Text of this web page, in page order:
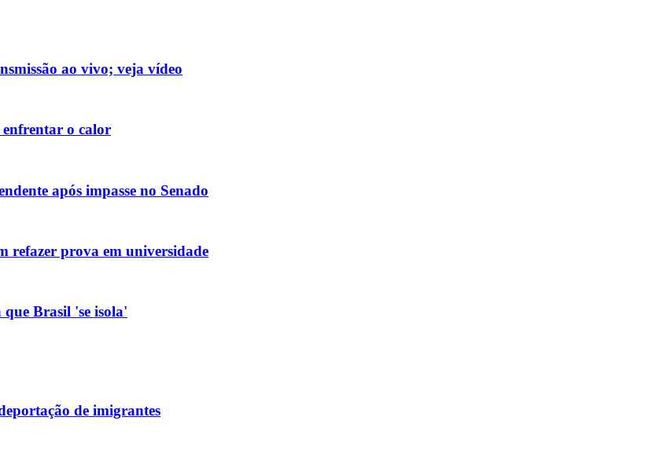
ao vivo; veja vídeo
enfrentar o calor
após impasse no Senado
refazer prova em universidade
Brasil 'se isola'
de imigrantes